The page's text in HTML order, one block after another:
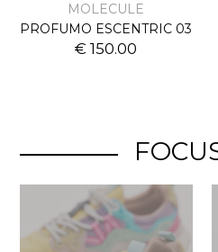
MOLECULE
PROFUMO ESCENTRIC 03
€ 150.00